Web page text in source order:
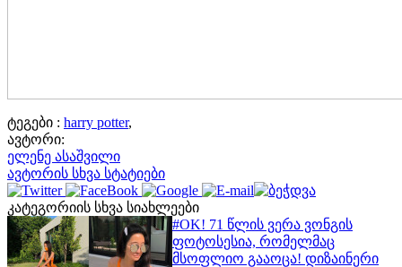
ტეგები : harry potter,
ავტორი:
ელენე ასაშვილი
ავტორის სხვა სტატიები
კატეგორიის სხვა სიახლეები
#OK! 71 წლის ვერა ვონგის
ფოტოსესია, რომელმაც
მსოფლიო გააოცა! დიზაინერი